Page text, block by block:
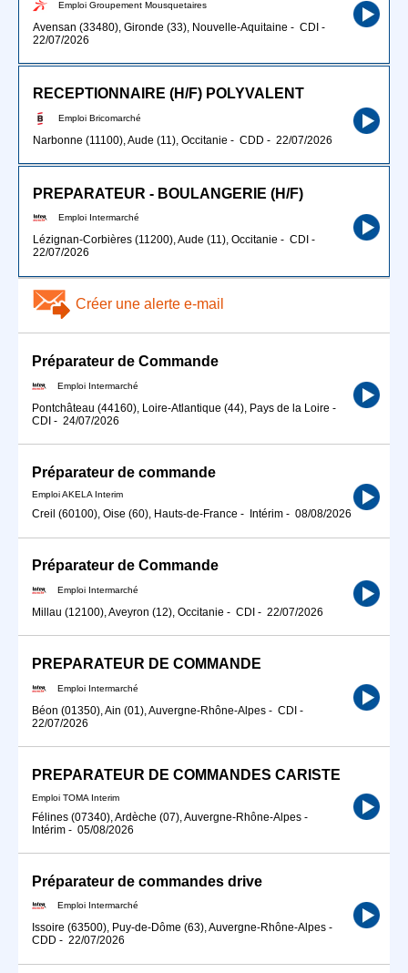
Emploi Groupement Mousquetaires
Avensan (33480), Gironde (33), Nouvelle-Aquitaine - CDI -
22/07/2026
RECEPTIONNAIRE (H/F) POLYVALENT
Emploi Bricomarché
Narbonne (11100), Aude (11), Occitanie - CDD - 22/07/2026
PREPARATEUR - BOULANGERIE (H/F)
Emploi Intermarché
Lézignan-Corbières (11200), Aude (11), Occitanie - CDI -
22/07/2026
Créer une alerte e-mail
Préparateur de Commande
Emploi Intermarché
Pontchâteau (44160), Loire-Atlantique (44), Pays de la Loire -
CDI - 24/07/2026
Préparateur de commande
Emploi AKELA Interim
Creil (60100), Oise (60), Hauts-de-France - Intérim - 08/08/2026
Préparateur de Commande
Emploi Intermarché
Millau (12100), Aveyron (12), Occitanie - CDI - 22/07/2026
PREPARATEUR DE COMMANDE
Emploi Intermarché
Béon (01350), Ain (01), Auvergne-Rhône-Alpes - CDI -
22/07/2026
PREPARATEUR DE COMMANDES CARISTE
Emploi TOMA Interim
Félines (07340), Ardèche (07), Auvergne-Rhône-Alpes -
Intérim - 05/08/2026
Préparateur de commandes drive
Emploi Intermarché
Issoire (63500), Puy-de-Dôme (63), Auvergne-Rhône-Alpes -
CDD - 22/07/2026